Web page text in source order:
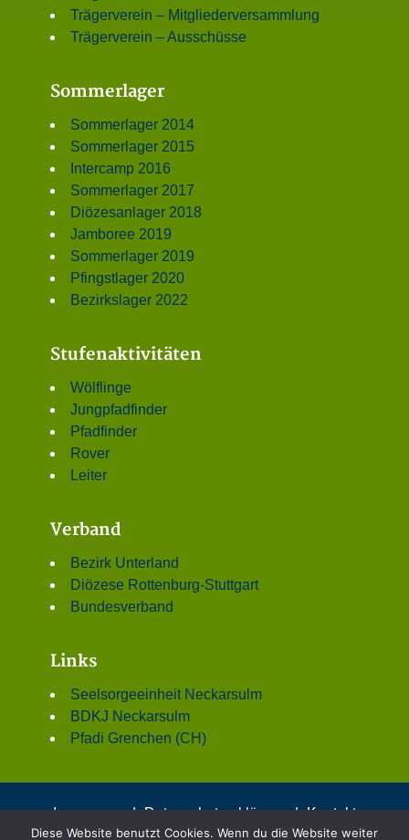
Trägerverein – Mitgliederversammlung
Trägerverein – Ausschüsse
Sommerlager
Sommerlager 2014
Sommerlager 2015
Intercamp 2016
Sommerlager 2017
Diözesanlager 2018
Jamboree 2019
Sommerlager 2019
Pfingstlager 2020
Bezirkslager 2022
Stufenaktivitäten
Wölflinge
Jungpfadfinder
Pfadfinder
Rover
Leiter
Verband
Bezirk Unterland
Diözese Rottenburg-Stuttgart
Bundesverband
Links
Seelsorgeeinheit Neckarsulm
BDKJ Neckarsulm
Pfadi Grenchen (CH)
Impressum | Datenschutzerklärung | Kontakt
© 2001 - 2026 DPSG Stamm St. Dionys, Neckarsulm
Diese Website benutzt Cookies. Wenn du die Website weiter